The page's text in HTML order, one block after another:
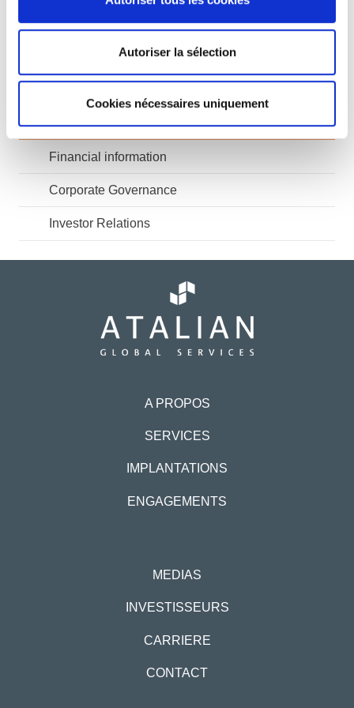
Autoriser la sélection
Cookies nécessaires uniquement
Investors News
Financial information
Corporate Governance
Investor Relations
A PROPOS
SERVICES
IMPLANTATIONS
ENGAGEMENTS
MEDIAS
INVESTISSEURS
CARRIERE
CONTACT